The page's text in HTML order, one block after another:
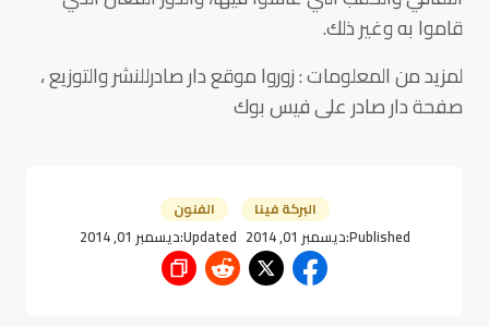
قاموا به وغير ذلك.
لمزيد من المعلومات : زوروا موقع دار صادرللنشر والتوزيع ،
صفحة دار صادر على فيس بوك
البركة فينا الفنون
Published:ديسمبر 01, 2014 Updated:ديسمبر 01, 2014